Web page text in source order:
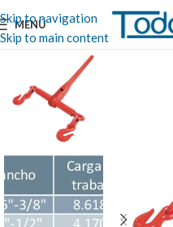
Skip to navigation
Skip to main content
MENÚ